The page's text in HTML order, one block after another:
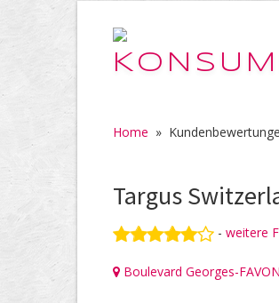
Home »
Targus
- weitere
Boulevard Georges-